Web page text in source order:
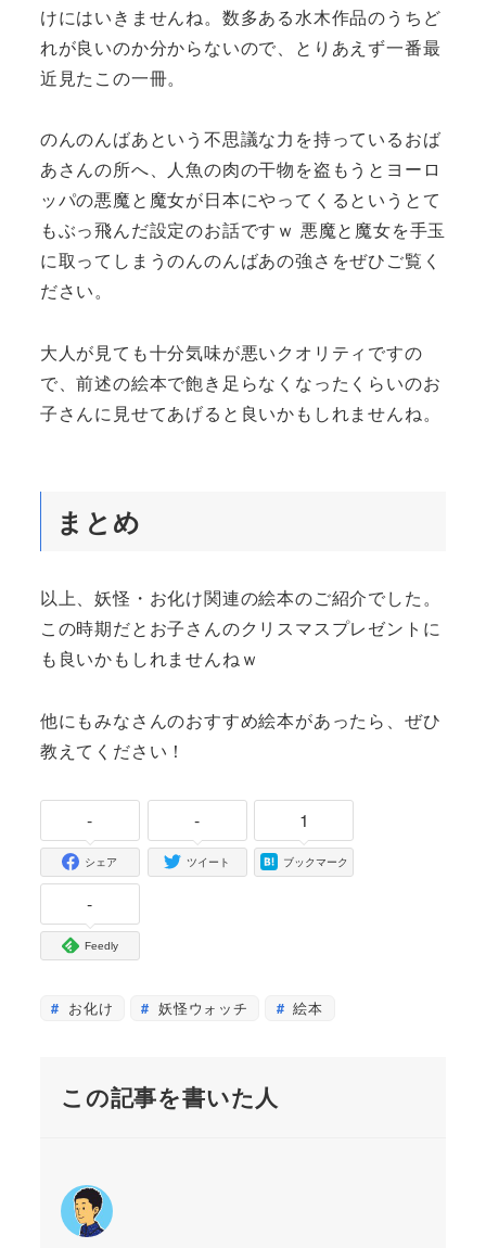
けにはいきませんね。数多ある水木作品のうちど
れが良いのか分からないので、とりあえず一番最
近見たこの一冊。
のんのんばあという不思議な力を持っているおば
あさんの所へ、人魚の肉の干物を盗もうとヨーロ
ッパの悪魔と魔女が日本にやってくるというとて
もぶっ飛んだ設定のお話ですｗ 悪魔と魔女を手玉
に取ってしまうのんのんばあの強さをぜひご覧く
ださい。
大人が見ても十分気味が悪いクオリティですの
で、前述の絵本で飽き足らなくなったくらいのお
子さんに見せてあげると良いかもしれませんね。
まとめ
以上、妖怪・お化け関連の絵本のご紹介でした。
この時期だとお子さんのクリスマスプレゼントに
も良いかもしれませんねｗ
他にもみなさんのおすすめ絵本があったら、ぜひ
教えてください！
-
シェア
-
ツイート
1
ブックマーク
-
Feedly
お化け 妖怪ウォッチ 絵本
この記事を書いた人